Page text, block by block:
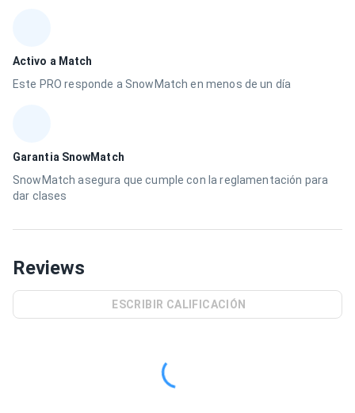
Activo a Match
Este PRO responde a SnowMatch en menos de un día
Garantia SnowMatch
SnowMatch asegura que cumple con la reglamentación para
dar clases
Reviews
ESCRIBIR CALIFICACIÓN